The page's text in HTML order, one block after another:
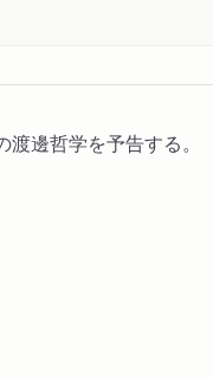
渡邊哲学を予告する。